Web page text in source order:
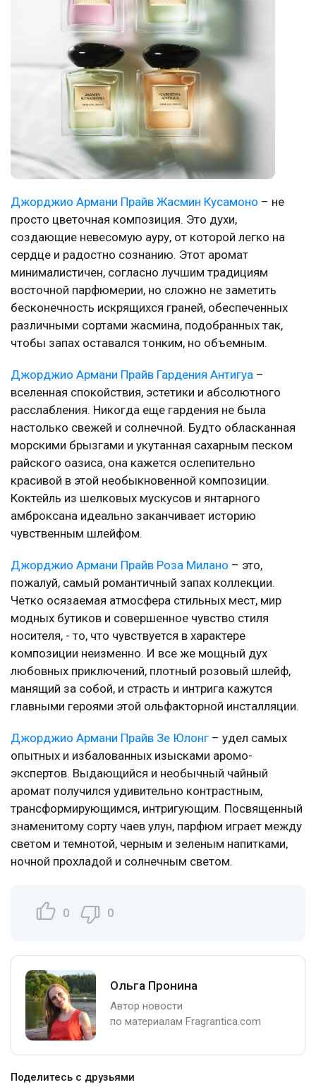
Джорджио Армани Прайв Жасмин Кусамоно – не
просто цветочная композиция. Это духи,
создающие невесомую ауру, от которой легко на
сердце и радостно сознанию. Этот аромат
минималистичен, согласно лучшим традициям
восточной парфюмерии, но сложно не заметить
бесконечность искрящихся граней, обеспеченных
различными сортами жасмина, подобранных так,
чтобы запах оставался тонким, но объемным.
Джорджио Армани Прайв Гардения Антигуа –
вселенная спокойствия, эстетики и абсолютного
расслабления. Никогда еще гардения не была
настолько свежей и солнечной. Будто обласканная
морскими брызгами и укутанная сахарным песком
райского оазиса, она кажется ослепительно
красивой в этой необыкновенной композиции.
Коктейль из шелковых мускусов и янтарного
амброксана идеально заканчивает историю
чувственным шлейфом.
Джорджио Армани Прайв Роза Милано – это,
пожалуй, самый романтичный запах коллекции.
Четко осязаемая атмосфера стильных мест, мир
модных бутиков и совершенное чувство стиля
носителя, - то, что чувствуется в характере
композиции неизменно. И все же мощный дух
любовных приключений, плотный розовый шлейф,
манящий за собой, и страсть и интрига кажутся
главными героями этой ольфакторной инсталляции.
Джорджио Армани Прайв Зе Юлонг – удел самых
опытных и избалованных изысками аромо-
экспертов. Выдающийся и необычный чайный
аромат получился удивительно контрастным,
трансформирующимся, интригующим. Посвященный
знаменитому сорту чаев улун, парфюм играет между
светом и темнотой, черным и зеленым напитками,
ночной прохладой и солнечным светом.
0 0
Ольга Пронина
Автор новости
по материалам Fragrantica.com
Поделитесь с друзьями